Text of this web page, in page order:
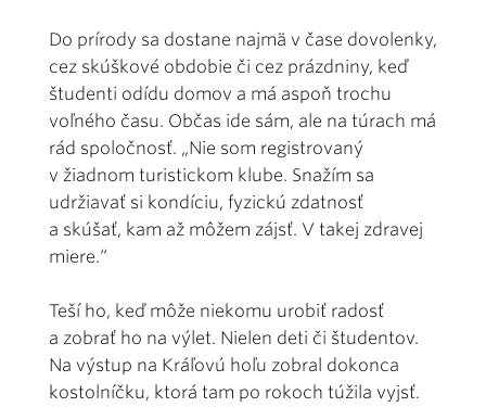
Do prírody sa dostane najmä v čase dovolenky,
cez skúškové obdobie či cez prázdniny, keď
študenti odídu domov a má aspoň trochu
voľného času. Občas ide sám, ale na túrach má
rád spoločnosť. „Nie som registrovaný
v žiadnom turistickom klube. Snažím sa
udržiavať si kondíciu, fyzickú zdatnosť
a skúšať, kam až môžem zájsť. V takej zdravej
miere.“
Teší ho, keď môže niekomu urobiť radosť
a zobrať ho na výlet. Nielen deti či študentov.
Na výstup na Kráľovú hoľu zobral dokonca
kostolníčku, ktorá tam po rokoch túžila vyjsť.